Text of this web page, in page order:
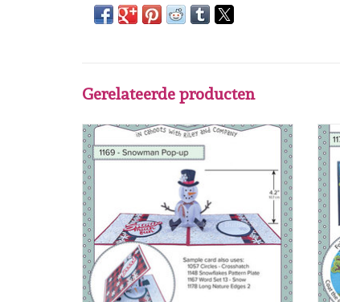
Gerelateerde producten
Karen Burniston Karen Burniston Snowman
Pop-Up 1169
TOEVOEGEN AAN WINKELWAGEN